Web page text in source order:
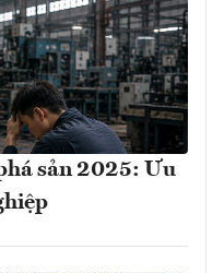
sản 2025: Ưu